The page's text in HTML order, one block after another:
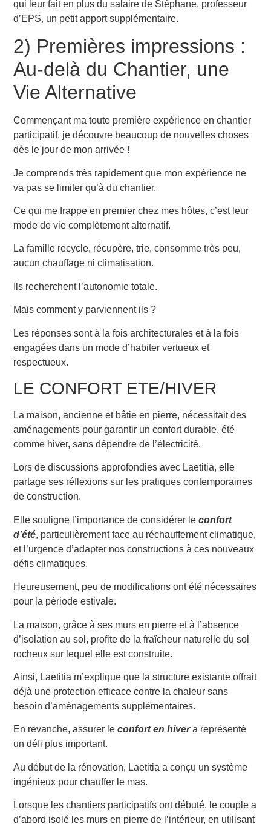
qui leur fait en plus du salaire de Stéphane, professeur
d’EPS, un petit apport supplémentaire.
2) Premières impressions :
Au-delà du Chantier, une
Vie Alternative
Commençant ma toute première expérience en chantier
participatif, je découvre beaucoup de nouvelles choses
dès le jour de mon arrivée !
Je comprends très rapidement que mon expérience ne
va pas se limiter qu’à du chantier.
Ce qui me frappe en premier chez mes hôtes, c’est leur
mode de vie complètement alternatif.
La famille recycle, récupère, trie, consomme très peu,
aucun chauffage ni climatisation.
Ils recherchent l’autonomie totale.
Mais comment y parviennent ils ?
Les réponses sont à la fois architecturales et à la fois
engagées dans un mode d’habiter vertueux et
respectueux.
LE CONFORT ETE/HIVER
La maison, ancienne et bâtie en pierre, nécessitait des
aménagements pour garantir un confort durable, été
comme hiver, sans dépendre de l’électricité.
Lors de discussions approfondies avec Laetitia, elle
partage ses réflexions sur les pratiques contemporaines
de construction.
Elle souligne l’importance de considérer le confort
d’été, particulièrement face au réchauffement climatique,
et l’urgence d’adapter nos constructions à ces nouveaux
défis climatiques.
Heureusement, peu de modifications ont été nécessaires
pour la période estivale.
La maison, grâce à ses murs en pierre et à l’absence
d’isolation au sol, profite de la fraîcheur naturelle du sol
rocheux sur lequel elle est construite.
Ainsi, Laetitia m’explique que la structure existante offrait
déjà une protection efficace contre la chaleur sans
besoin d’aménagements supplémentaires.
En revanche, assurer leconfort en hivera représenté
un défi plus important.
Au début de la rénovation, Laetitia a conçu un système
ingénieux pour chauffer le mas.
Lorsque les chantiers participatifs ont débuté, le couple a
d’abord isolé les murs en pierre de l’intérieur, en utilisant